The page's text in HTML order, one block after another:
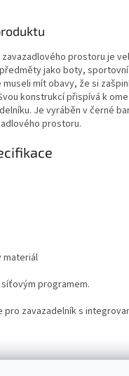
prostoru je
jako boty,
mít obavy, že si
konstrukcí přispívá k
Je vyráběn v černé
prostoru.
materiál
programem.
pro zavazadelník s